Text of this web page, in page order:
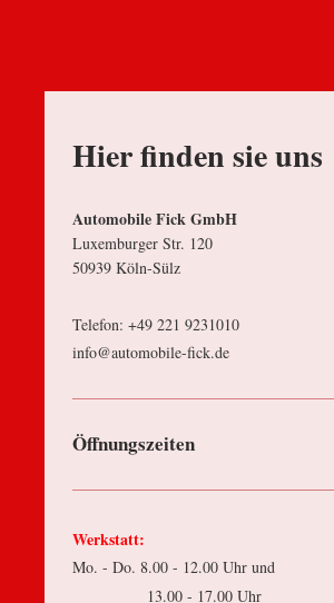
Hier finden sie uns
Automobile Fick GmbH
Luxemburger Str. 120
50939 Köln-Sülz
Telefon: +49 221 9231010
info@automobile-fick.de
Öffnungszeiten
Werkstatt:
Mo. - Do. 8.00 - 12.00 Uhr und
13.00 - 17.00 Uhr